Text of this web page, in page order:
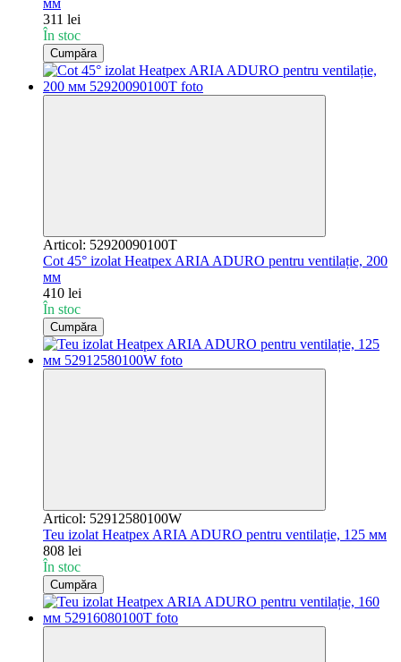
311 lei
În stoc
Cumpăra
Articol: 52920090100T
Cot 45° izolat Heatpex ARIA ADURO pentru ventilație, 200
мм
410 lei
În stoc
Cumpăra
Articol: 52912580100W
Teu izolat Heatpex ARIA ADURO pentru ventilație, 125 мм
808 lei
În stoc
Cumpăra